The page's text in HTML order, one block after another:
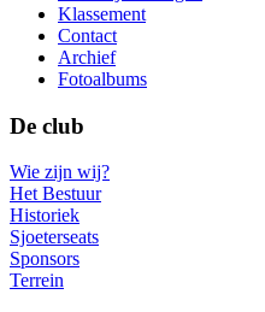
Klassement
Contact
Archief
Fotoalbums
De club
Wie zijn wij?
Het Bestuur
Historiek
Sjoeterseats
Sponsors
Terrein